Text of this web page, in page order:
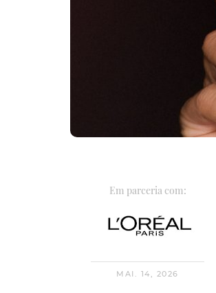
Em parceria com:
MAI. 14, 2026